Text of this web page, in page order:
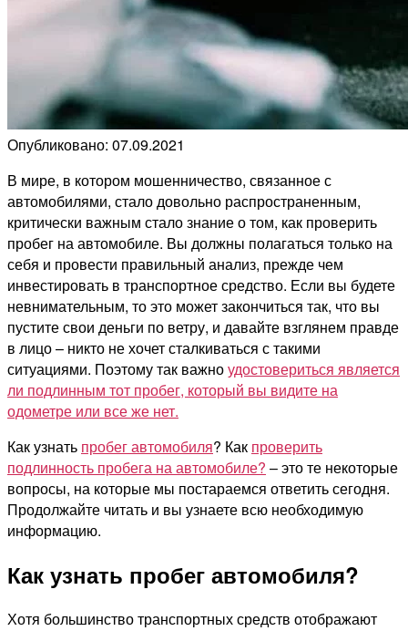
Опубликовано: 07.09.2021
В мире, в котором мошенничество, связанное с
автомобилями, стало довольно распространенным,
критически важным стало знание о том, как проверить
пробег на автомобиле. Вы должны полагаться только на
себя и провести правильный анализ, прежде чем
инвестировать в транспортное средство. Если вы будете
невнимательным, то это может закончиться так, что вы
пустите свои деньги по ветру, и давайте взглянем правде
в лицо – никто не хочет сталкиваться с такими
ситуациями. Поэтому так важноудостовериться является
ли подлинным тот пробег, который вы видите на
одометре или все же нет.
Как узнать пробег автомобиля? Как проверить
подлинность пробега на автомобиле? – это те некоторые
вопросы, на которые мы постараемся ответить сегодня.
Продолжайте читать и вы узнаете всю необходимую
информацию.
Как узнать пробег автомобиля?
Хотя большинство транспортных средств отображают